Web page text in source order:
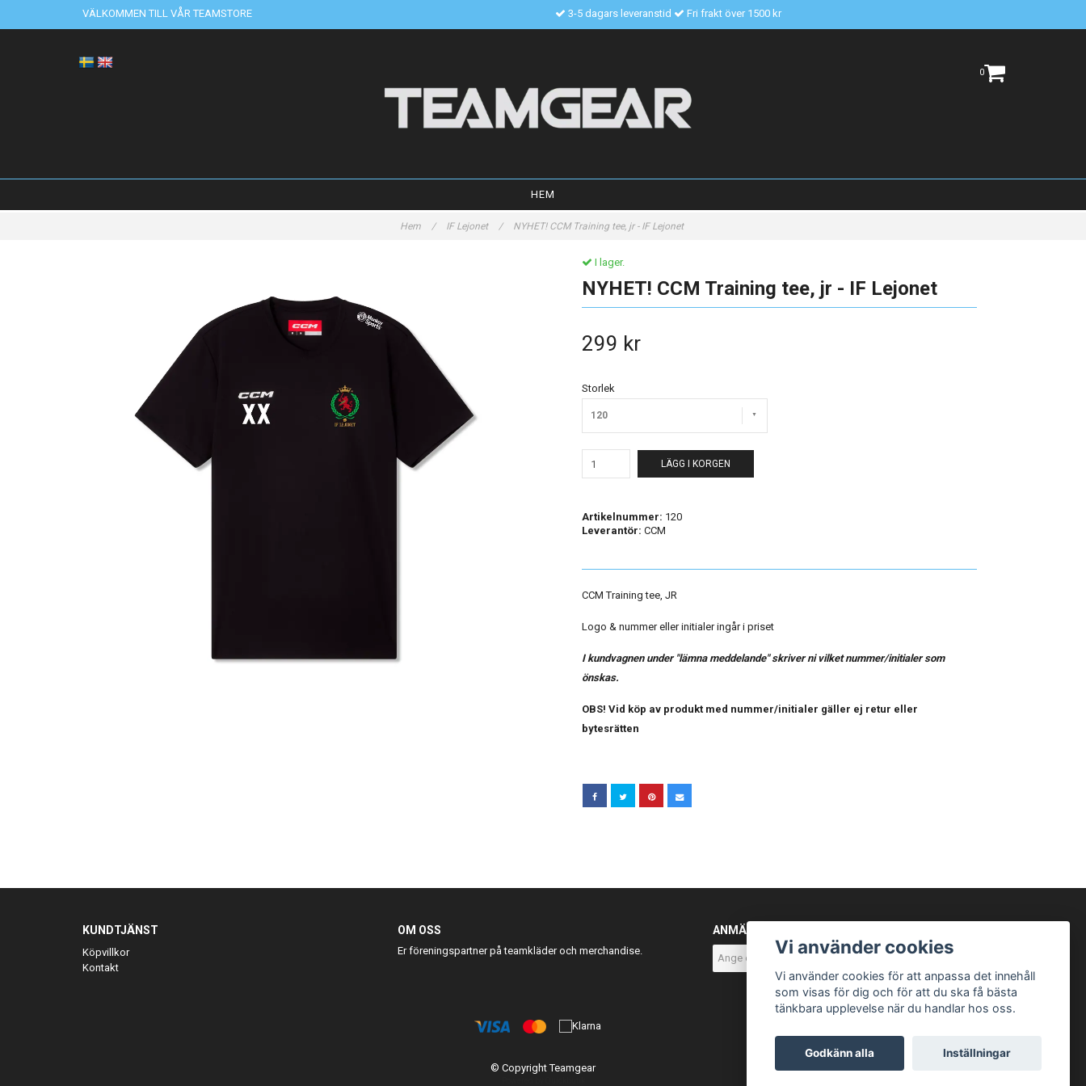
VÄLKOMMEN TILL VÅR TEAMSTORE 3-5 dagars leveranstid Fri frakt över 1500 kr
0
HEM
Hem / IF Lejonet / NYHET! CCM Training tee, jr - IF Lejonet
I lager.
NYHET! CCM Training tee, jr - IF Lejonet
299 kr
Storlek
120
LÄGG I KORGEN
Artikelnummer: 120
Leverantör: CCM
CCM Training tee, JR
Logo & nummer eller initialer ingår i priset
I kundvagnen under "lämna meddelande" skriver ni vilket nummer/initialer som
önskas.
OBS! Vid köp av produkt med nummer/initialer gäller ej retur eller
bytesrätten
KUNDTJÄNST
Köpvillkor
Kontakt
OM OSS
Er föreningspartner på teamkläder och merchandise.
ANMÄL DIG TILL VÅRT NYHETSBREV
Prenumerera
© Copyright Teamgear
Vi använder cookies
Vi använder cookies för att anpassa det innehåll
som visas för dig och för att du ska få bästa
tänkbara upplevelse när du handlar hos oss.
Godkänn alla Inställningar